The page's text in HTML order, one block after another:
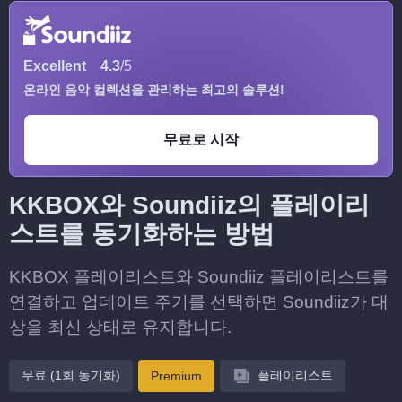
Excellent 4.3/5
온라인 음악 컬렉션을 관리하는 최고의 솔루션!
무료로 시작
KKBOX와 Soundiiz의 플레이리
스트를 동기화하는 방법
KKBOX 플레이리스트와 Soundiiz 플레이리스트를
연결하고 업데이트 주기를 선택하면 Soundiiz가 대
상을 최신 상태로 유지합니다.
무료 (1회 동기화) Premium 플레이리스트